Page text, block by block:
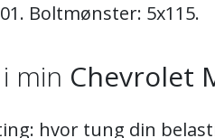
Boltmønster: 5x115.
min Chevrolet
hvor tung din